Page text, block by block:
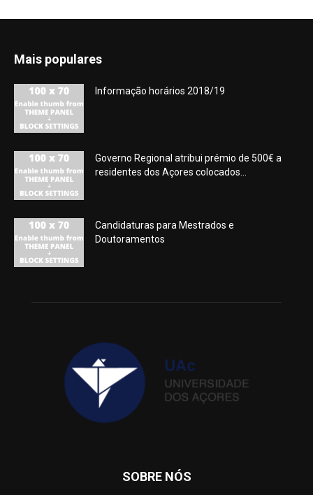
Mais populares
Informação horários 2018/19
Governo Regional atribui prémio de 500€ a
residentes dos Açores colocados...
Candidaturas para Mestrados e
Doutoramentos
SOBRE NÓS